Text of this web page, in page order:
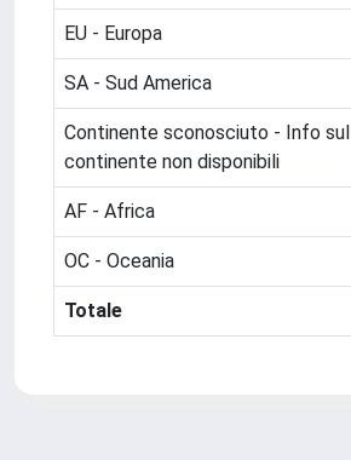
EU - Europa
SA - Sud America
Continente sconosciuto - Info sul
continente non disponibili
AF - Africa
OC - Oceania
Totale